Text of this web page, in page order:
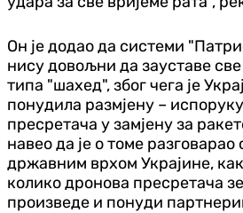
Он је додао да системи
нису довољни да зауставе
типа "шахед", због чега је
понудила размјену –
пресретача у замјену за
навео да је о томе разговарао
државним врхом Украјине,
колико дронова пресретача
произведе и понуди